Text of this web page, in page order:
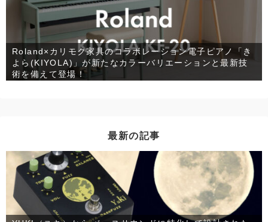
Roland×カリモク家具のコラボレーション電子ピアノ「き
よら(KIYOLA)」が新たなカラーバリエーションと最新技
術を備えて登場！
最新の記事